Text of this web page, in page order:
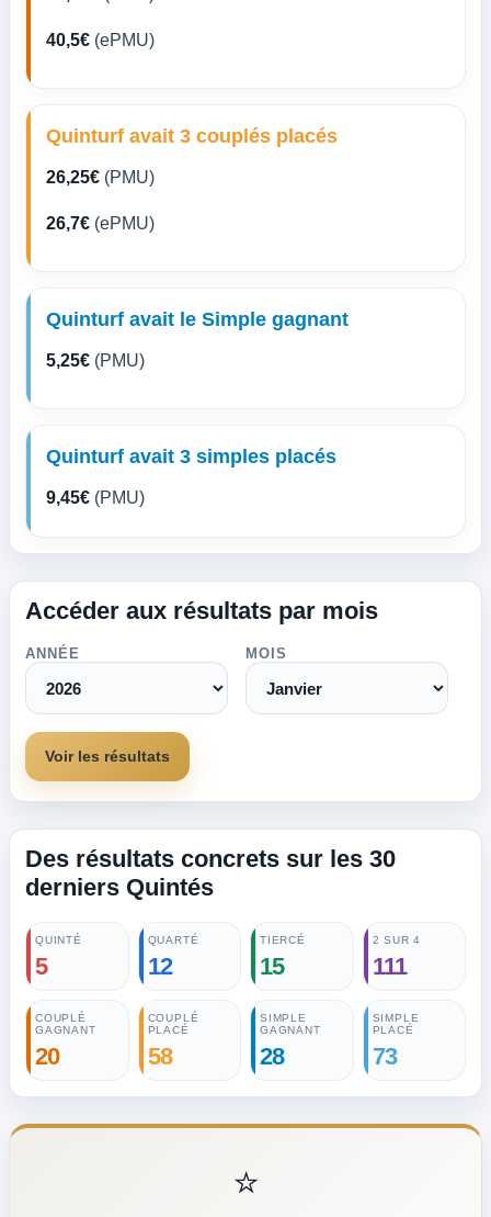
40,5€ (ePMU)
Quinturf avait 3 couplés placés
26,25€ (PMU)
26,7€ (ePMU)
Quinturf avait le Simple gagnant
5,25€ (PMU)
Quinturf avait 3 simples placés
9,45€ (PMU)
Accéder aux résultats par mois
ANNÉE MOIS
Voir les résultats
Des résultats concrets sur les 30
derniers Quintés
QUINTÉ
5
QUARTÉ
12
TIERCÉ
15
2 SUR 4
111
COUPLÉ
GAGNANT
20
COUPLÉ
PLACÉ
58
SIMPLE
GAGNANT
28
SIMPLE
PLACÉ
73
⭐